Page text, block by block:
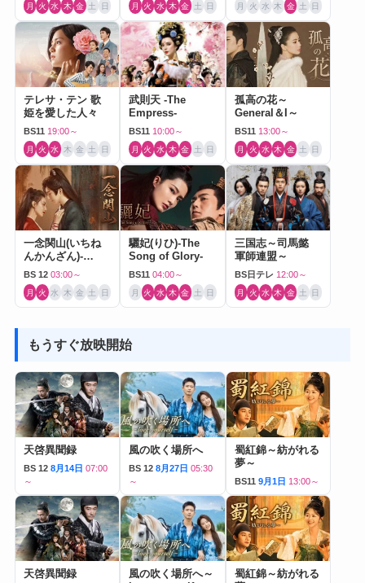
月 火 水 木 金 土 日 月 火 水 木 金 土 日 月 火 水 木 金 土 日
テレサ・テン 歌
姫を愛した人々
BS11 19:00～
月 火 水 木 金 土 日
武則天 -The
Empress-
BS11 10:00～
月 火 水 木 金 土 日
孤高の花～
General＆I～
BS11 13:00～
月 火 水 木 金 土 日
一念関山(いちね
んかんざん)-
Journey to Love-
BS 12 03:00～
月 火 水 木 金 土 日
驪妃(りひ)-The
Song of Glory-
BS11 04:00～
月 火 水 木 金 土 日
三国志～司馬懿
軍師連盟～
BS日テレ 12:00～
月 火 水 木 金 土 日
もうすぐ放映開始
天啓異聞録
BS 12 8月14日 07:00
～
風の吹く場所へ
BS 12 8月27日 05:30
～
蜀紅錦～紡がれる
夢～
BS11 9月1日 13:00～
天啓異聞録
風の吹く場所へ～
蜀紅錦～紡がれる